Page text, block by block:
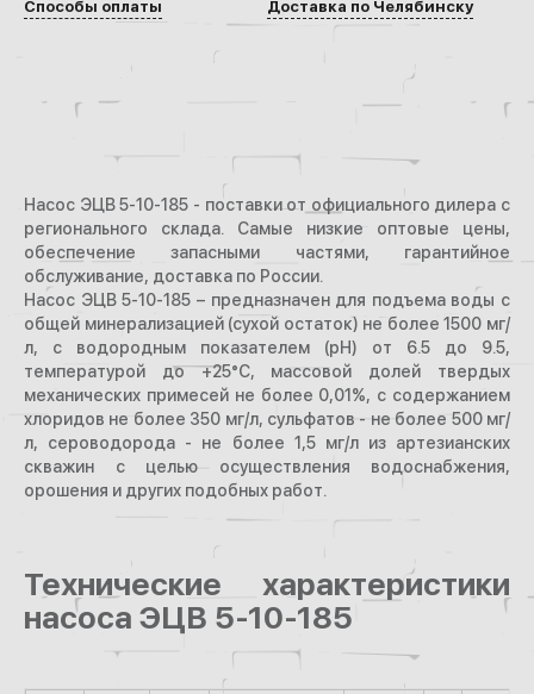
Способы оплаты Доставка по Челябинску
Насос ЭЦВ 5-10-185 - поставки от официального дилера с
регионального склада. Самые низкие оптовые цены,
обеспечение запасными частями, гарантийное
обслуживание, доставка по России.
Насос ЭЦВ 5-10-185 – предназначен для подъема воды с
общей минерализацией (сухой остаток) не более 1500 мг/
л, с водородным показателем (рН) от 6.5 до 9.5,
температурой до +25°С, массовой долей твердых
механических примесей не более 0,01%, с содержанием
хлоридов не более 350 мг/л, сульфатов - не более 500 мг/
л, сероводорода - не более 1,5 мг/л из артезианских
скважин с целью осуществления водоснабжения,
орошения и других подобных работ.
Технические характеристики
насоса ЭЦВ 5-10-185